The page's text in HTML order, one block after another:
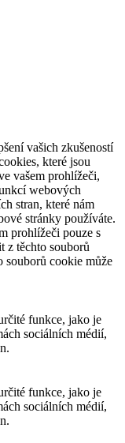
vašich zkušeností
které jsou
vašem prohlížeči,
webových
stran, které nám
stránky používáte.
prohlížeči pouze s
z těchto souborů
souborů cookie může
funkce, jako je
sociálních médií,
funkce, jako je
sociálních médií,